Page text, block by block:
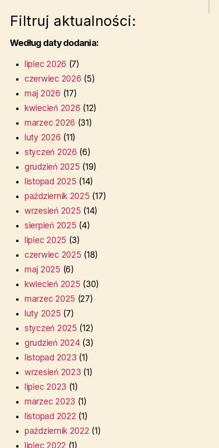
Filtruj aktualności:
Według daty dodania:
lipiec 2026 (7)
czerwiec 2026 (5)
maj 2026 (17)
kwiecień 2026 (12)
marzec 2026 (31)
luty 2026 (11)
styczeń 2026 (6)
grudzień 2025 (19)
listopad 2025 (14)
październik 2025 (17)
wrzesień 2025 (14)
sierpień 2025 (4)
lipiec 2025 (3)
czerwiec 2025 (18)
maj 2025 (6)
kwiecień 2025 (30)
marzec 2025 (27)
luty 2025 (7)
styczeń 2025 (12)
grudzień 2024(3)
listopad 2023 (1)
wrzesień 2023 (1)
lipiec 2023 (1)
marzec 2023 (1)
listopad 2022 (1)
październik 2022 (1)
lipiec 2022 (1)